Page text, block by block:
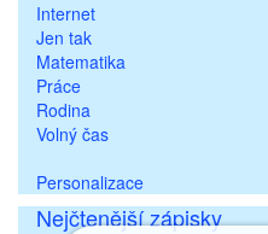
Internet
Jen tak
Matematika
Práce
Rodina
Volný čas
Personalizace
Nejčtenější zápisky